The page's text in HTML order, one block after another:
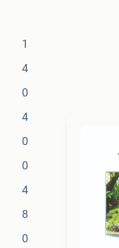
1
4
0
4
0
0
4
8
0